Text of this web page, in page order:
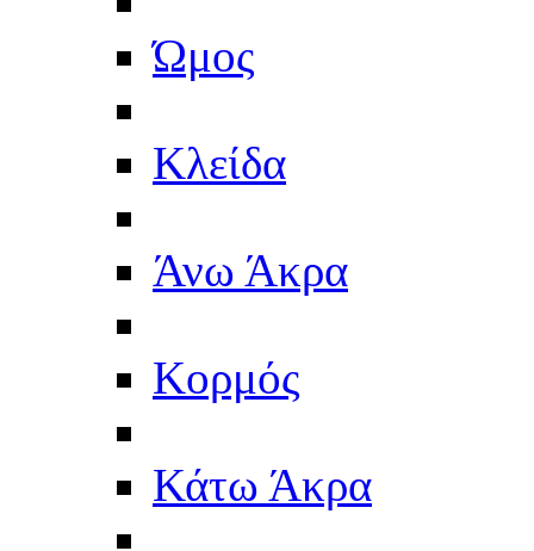
Ώμος
Κλείδα
Άνω Άκρα
Κορμός
Κάτω Άκρα